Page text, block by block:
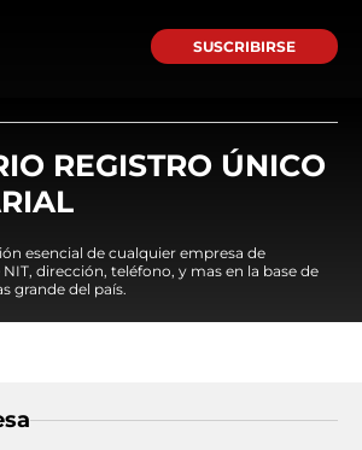
SUSCRIBIRSE
REGISTRO ÚNICO
esencial de cualquier empresa de
dirección, teléfono, y mas en la base de
grande del país.